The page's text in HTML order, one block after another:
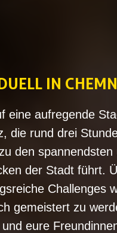
IN
eine aufregende
die rund drei
den spannendsten
der Stadt führt.
Challenges
gemeistert zu
eure